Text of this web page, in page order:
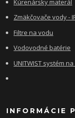
Zmäkčovače vody -
Filtre na vodu
Vodovodné batérie
UNITWIST systém
INFORMÁCIE